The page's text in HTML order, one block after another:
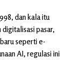
dan kala itu
pasar,
seperti e-
AI, regulasi ini